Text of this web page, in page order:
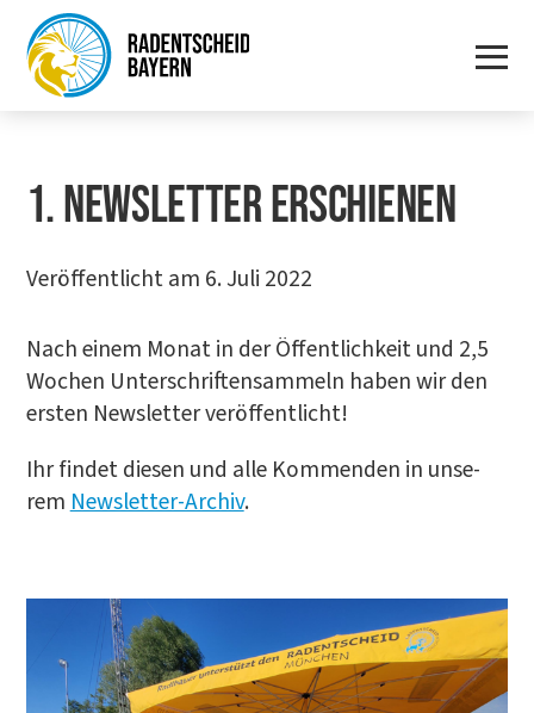
1. NEWS­LET­TER ERSCHIENEN
Veröffentlicht am 6. Juli 2022
Nach einem Monat in der Öffent­lich­keit und 2,5
Wochen Unter­schrif­ten­sam­meln haben wir den
ers­ten News­let­ter veröffentlicht!
Ihr fin­det die­sen und alle Kom­men­den in unse­
rem News­let­ter-Archiv.